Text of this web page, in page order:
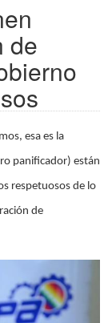
de
esa es la
panificador) están
respetuosos de lo
de